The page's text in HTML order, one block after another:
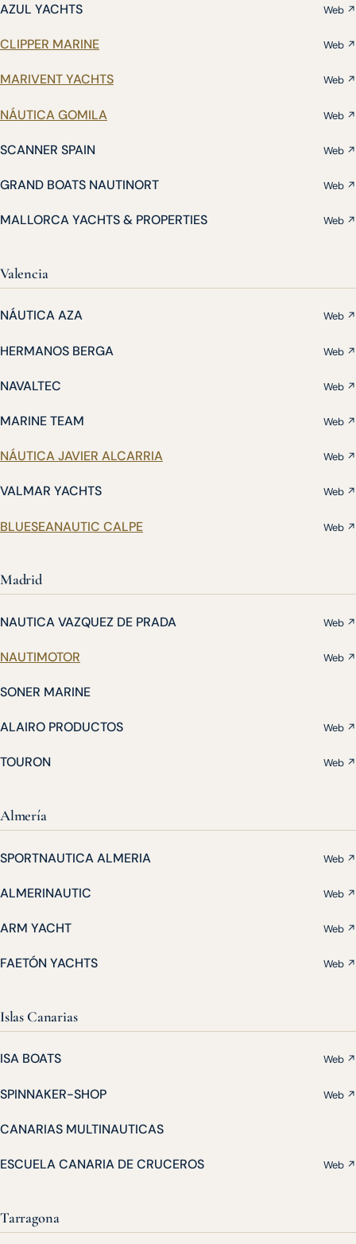
AZUL YACHTS Web ↗
CLIPPER MARINE Web ↗
MARIVENT YACHTS Web ↗
NÁUTICA GOMILA Web ↗
SCANNER SPAIN Web ↗
GRAND BOATS NAUTINORT Web ↗
MALLORCA YACHTS & PROPERTIES Web ↗
Valencia
NÁUTICA AZA Web ↗
HERMANOS BERGA Web ↗
NAVALTEC Web ↗
MARINE TEAM Web ↗
NÁUTICA JAVIER ALCARRIA Web ↗
VALMAR YACHTS Web ↗
BLUESEANAUTIC CALPE Web ↗
Madrid
NAUTICA VAZQUEZ DE PRADA Web ↗
NAUTIMOTOR Web ↗
SONER MARINE
ALAIRO PRODUCTOS Web ↗
TOURON Web ↗
Almería
SPORTNAUTICA ALMERIA Web ↗
ALMERINAUTIC Web ↗
ARM YACHT Web ↗
FAETÓN YACHTS Web ↗
Islas Canarias
ISA BOATS Web ↗
SPINNAKER-SHOP Web ↗
CANARIAS MULTINAUTICAS
ESCUELA CANARIA DE CRUCEROS Web ↗
Tarragona